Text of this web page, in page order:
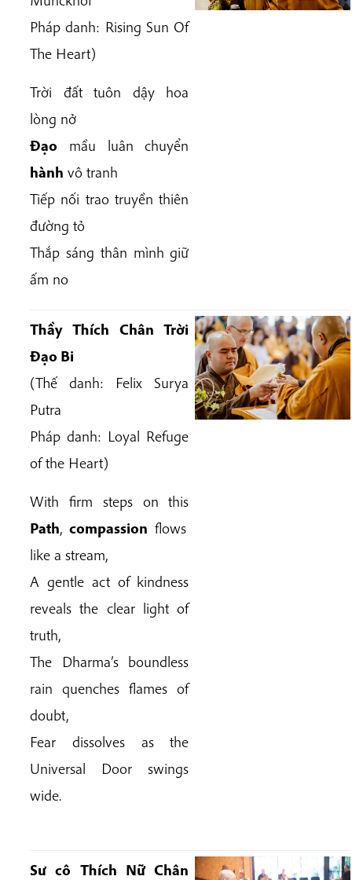
Pháp danh: Rising Sun Of
The Heart)
Trời đất tuôn dậy hoa
lòng nở
Đạo mầu luân chuyển
hành vô tranh
Tiếp nối trao truyền thiên
đường tỏ
Thắp sáng thân mình giữ
ấm no
Thầy Thích Chân Trời
Đạo Bi
(Thế danh: Felix Surya
Putra
Pháp danh: Loyal Refuge
of the Heart)
With firm steps on this
Path,compassion flows
like a stream,
A gentle act of kindness
reveals the clear light of
truth,
The Dharma’s boundless
rain quenches flames of
doubt,
Fear dissolves as the
Universal Door swings
wide.
Sư cô Thích Nữ Chân